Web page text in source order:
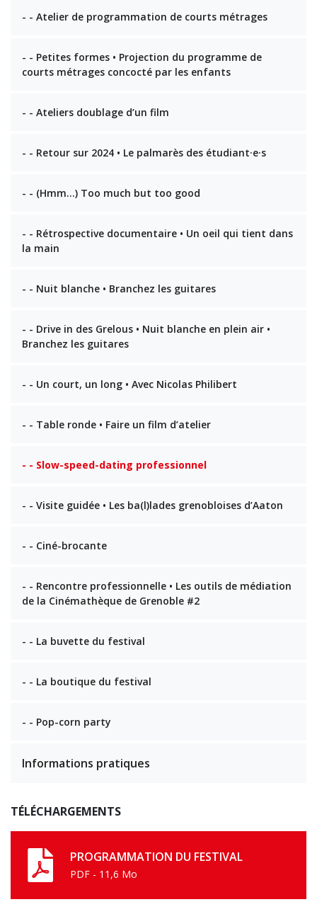
- - Atelier de programmation de courts métrages
- - Petites formes • Projection du programme de
courts métrages concocté par les enfants
- - Ateliers doublage d’un film
- - Retour sur 2024 • Le palmarès des étudiant·e·s
- - (Hmm…) Too much but too good
- - Rétrospective documentaire • Un oeil qui tient dans
la main
- - Nuit blanche • Branchez les guitares
- - Drive in des Grelous • Nuit blanche en plein air •
Branchez les guitares
- - Un court, un long • Avec Nicolas Philibert
- - Table ronde • Faire un film d’atelier
- - Slow-speed-dating professionnel
- - Visite guidée • Les ba(l)lades grenobloises d’Aaton
- - Ciné-brocante
- - Rencontre professionnelle • Les outils de médiation
de la Cinémathèque de Grenoble #2
- - La buvette du festival
- - La boutique du festival
- - Pop-corn party
Informations pratiques
TÉLÉCHARGEMENTS
PROGRAMMATION DU FESTIVAL
PDF - 11,6 Mo